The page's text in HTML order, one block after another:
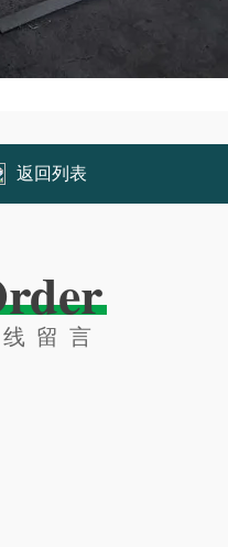
返回列表
留言